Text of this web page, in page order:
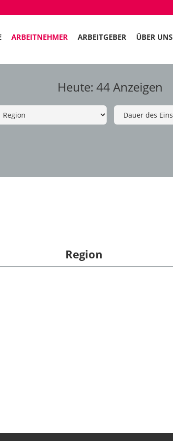
ARBEITNEHMER ARBEITGEBER ÜBER UNS
Heute: 44 Anzeigen
Region